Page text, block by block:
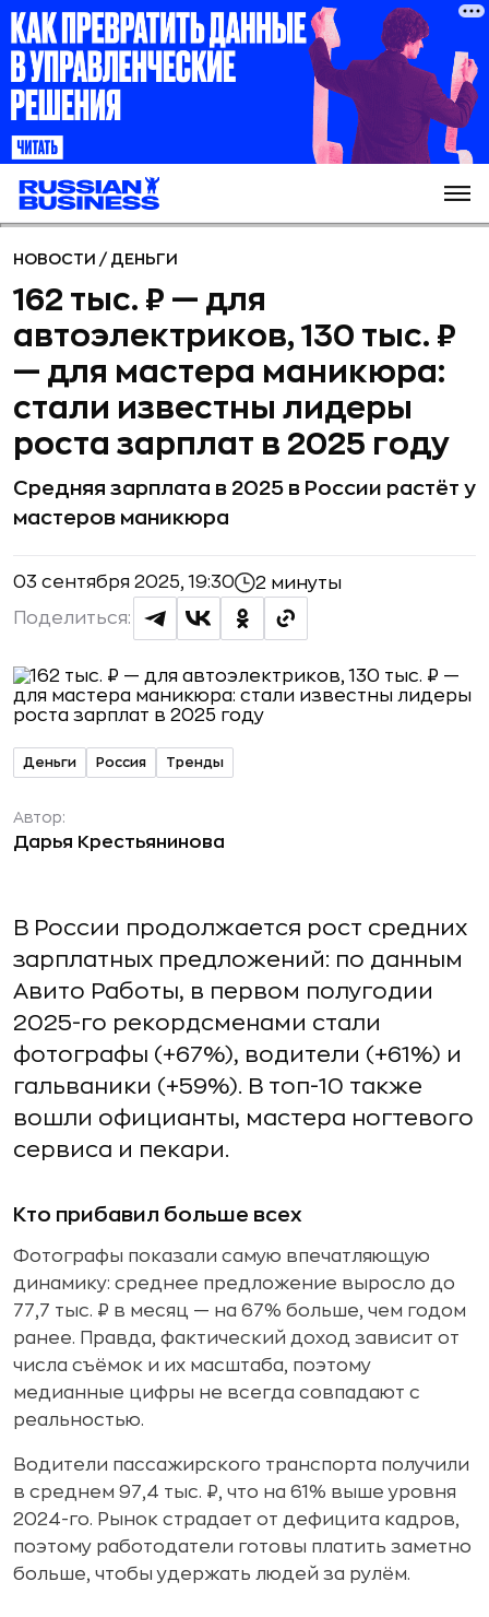
НОВОСТИ / ДЕНЬГИ
162 тыс. ₽ — для
автоэлектриков, 130 тыс. ₽
— для мастера маникюра:
стали известны лидеры
роста зарплат в 2025 году
Средняя зарплата в 2025 в России растёт у
мастеров маникюра
03 сентября 2025, 19:30 2 минуты
Поделиться:
Деньги Россия Тренды
Автор:
Дарья Крестьянинова
В России продолжается рост средних
зарплатных предложений: по данным
Авито Работы, в первом полугодии
2025-го рекордсменами стали
фотографы (+67%), водители (+61%) и
гальваники (+59%). В топ-10 также
вошли официанты, мастера ногтевого
сервиса и пекари.
Кто прибавил больше всех
Фотографы показали самую впечатляющую
динамику: среднее предложение выросло до
77,7 тыс. ₽ в месяц — на 67% больше, чем годом
ранее. Правда, фактический доход зависит от
числа съёмок и их масштаба, поэтому
медианные цифры не всегда совпадают с
реальностью.
Водители пассажирского транспорта получили
в среднем 97,4 тыс. ₽, что на 61% выше уровня
2024-го. Рынок страдает от дефицита кадров,
поэтому работодатели готовы платить заметно
больше, чтобы удержать людей за рулём.